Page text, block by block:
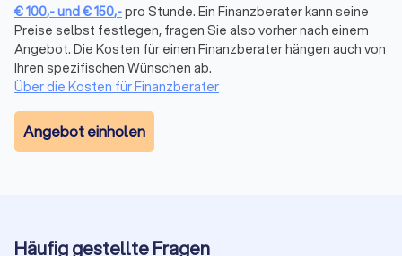
Finanzberater an Ihrer Seite zu einem Segen für Ihr
Vermögen. Seriosität, Zuverlässigkeit, Fachkenntnisse zu
Besonderheiten und sich ändernde Vorgaben in der Branche
sind daher die maßgeblichen Aspekte, die Sie bei der Wahl
der passenden Finanzberatung in Gründau berücksichtigen
sollten. Mit transparenten Informationen zum
Leistungsportfolio, persönlicher Vorstellung und echten
Bewertungen zur Kundenzufriedenheit bei Trustlocal
Wann lohnt sich ein Finanzberater?
€100,-und€150,-pro Stunde. Ein Finanzberater kann seine
Preise selbst festlegen, fragen Sie also vorher nach einem
Angebot. Die Kosten für einen Finanzberater hängen auch von
Ihren spezifischen Wünschen ab.
Über die Kosten für Finanzberater
Angebot einholen
Häufig gestellte Fragen